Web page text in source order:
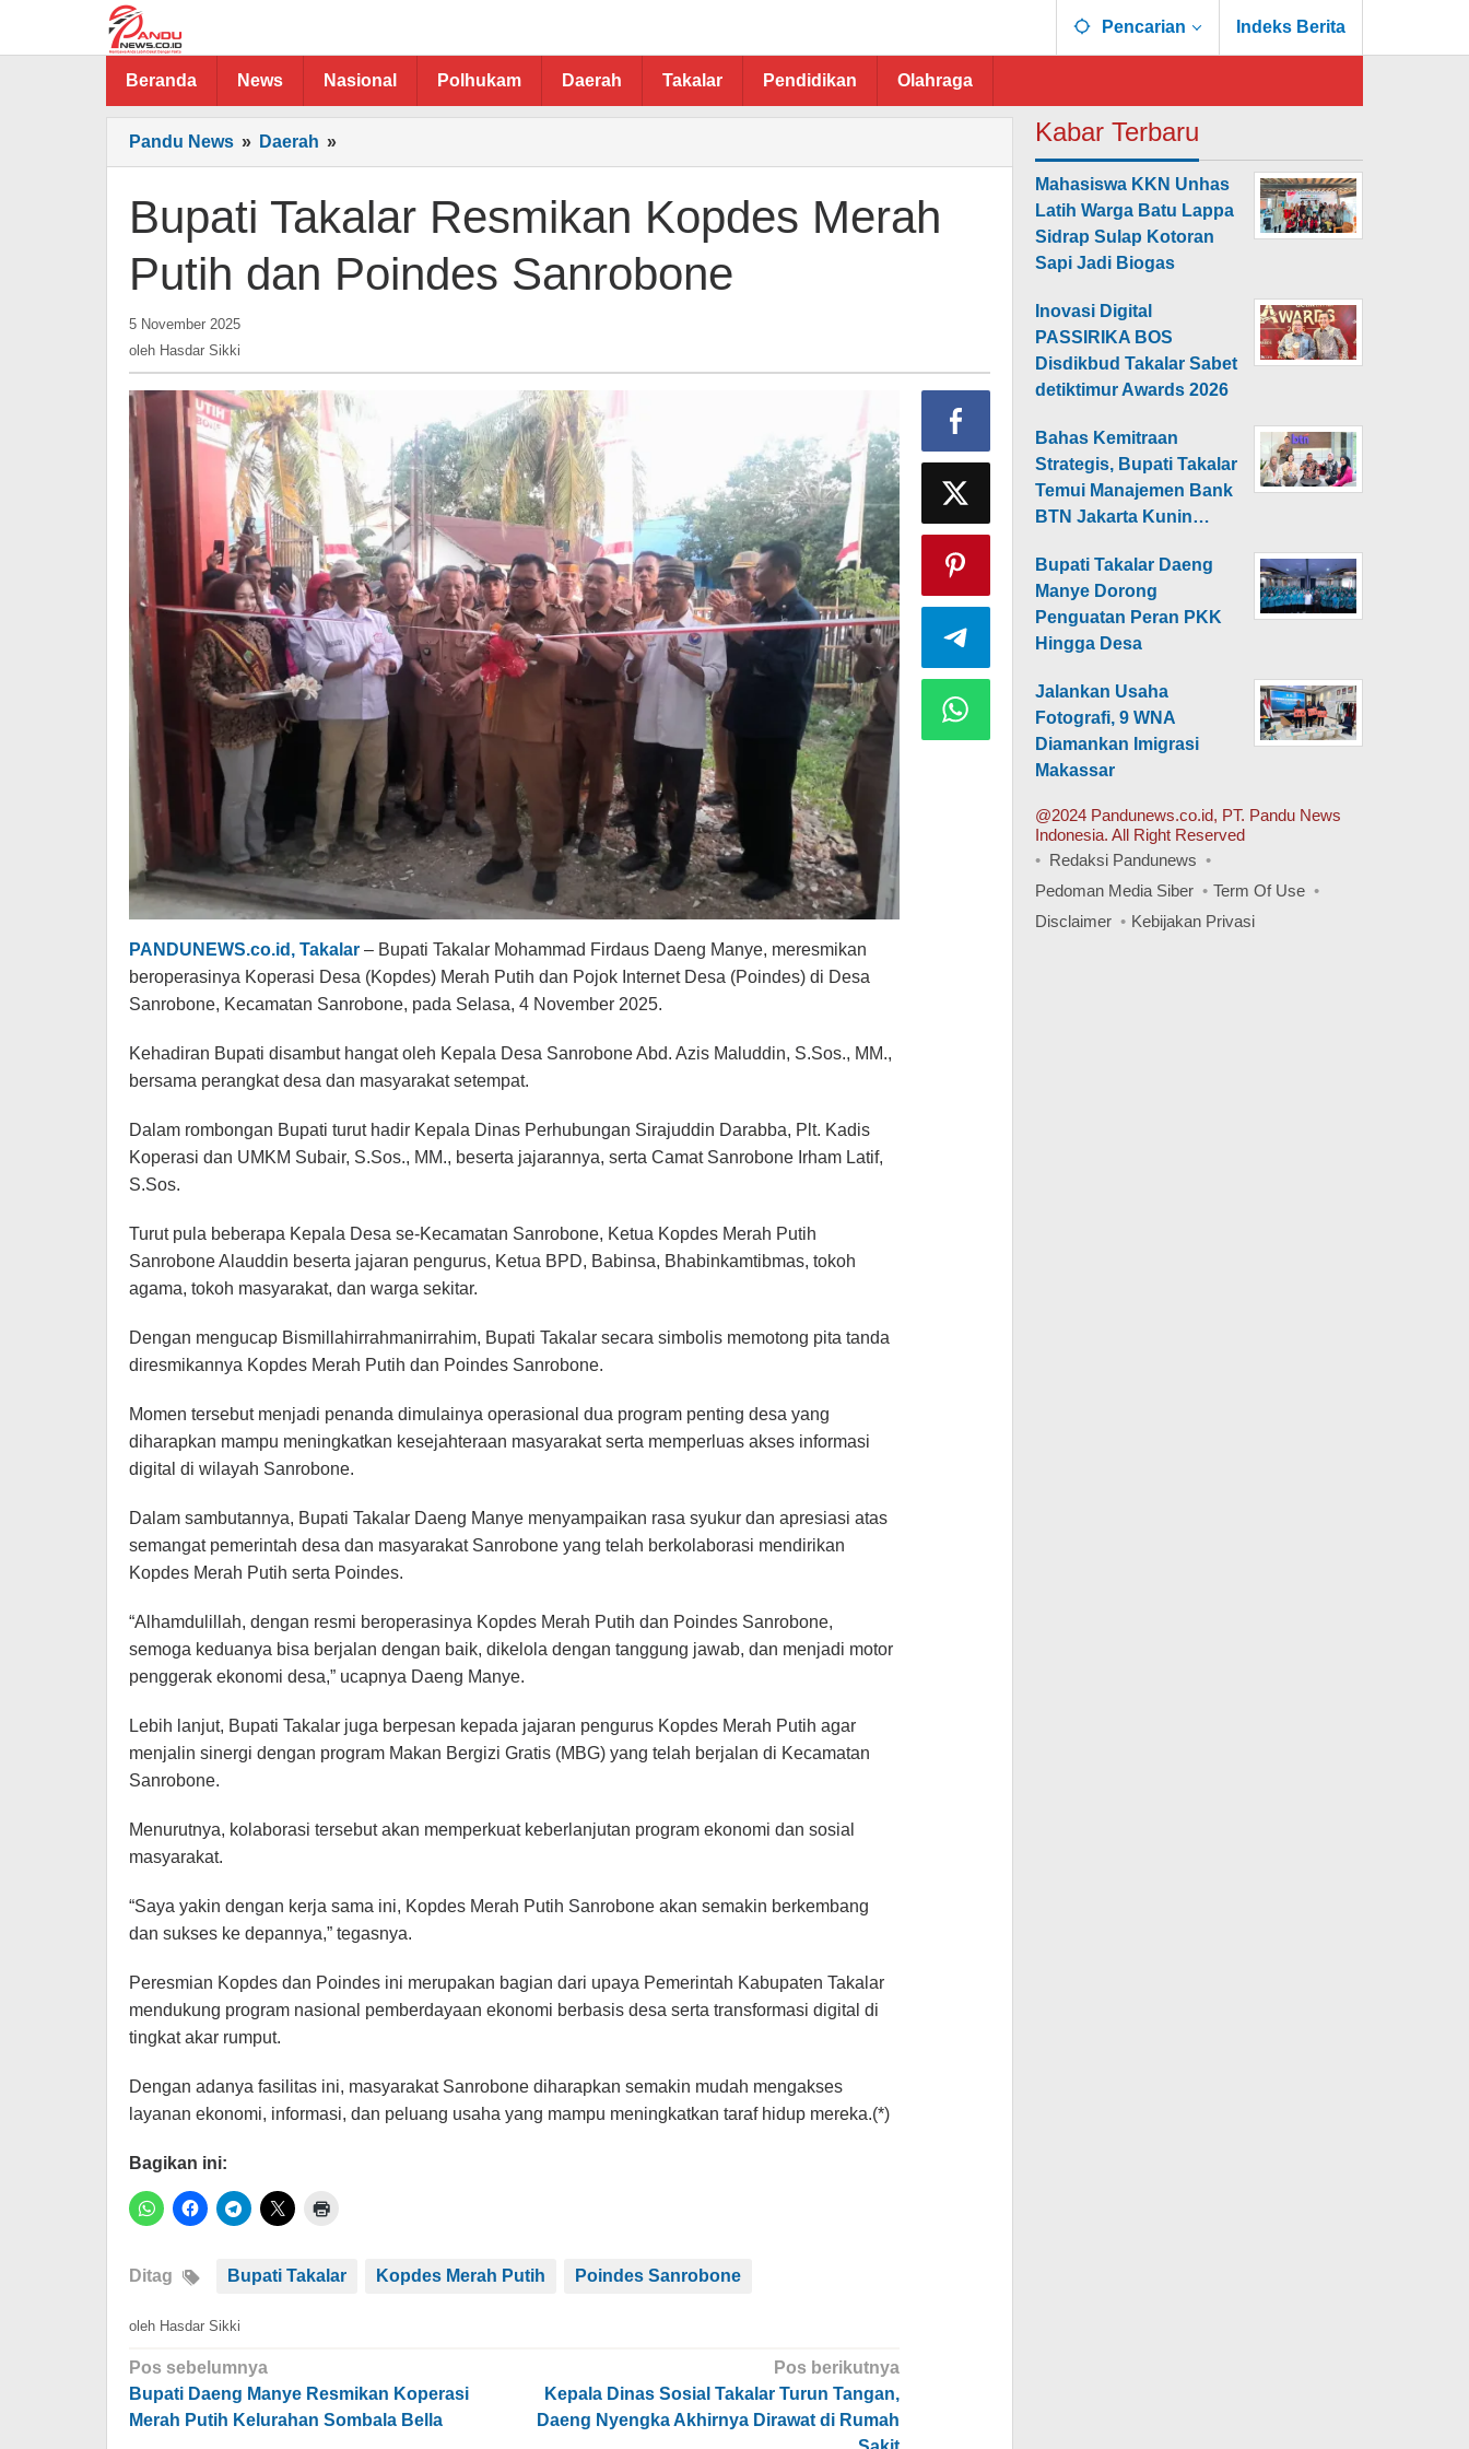
Pencarian Indeks Berita
Beranda News Nasional Polhukam Daerah Takalar Pendidikan Olahraga
Pandu News » Daerah »
Takalar
Kopdes
Putih
Bupati Takalar Resmikan Kopdes Merah
Putih dan Poindes Sanrobone
5 November 2025
oleh Hasdar Sikki
PANDUNEWS.co.id, Takalar – Bupati Takalar Mohammad Firdaus Daeng Manye, meresmikan
beroperasinya Koperasi Desa (Kopdes) Merah Putih dan Pojok Internet Desa (Poindes) di Desa
Sanrobone, Kecamatan Sanrobone, pada Selasa, 4 November 2025.
Kehadiran Bupati disambut hangat oleh Kepala Desa Sanrobone Abd. Azis Maluddin, S.Sos., MM.,
bersama perangkat desa dan masyarakat setempat.
Dalam rombongan Bupati turut hadir Kepala Dinas Perhubungan Sirajuddin Darabba, Plt. Kadis
Koperasi dan UMKM Subair, S.Sos., MM., beserta jajarannya, serta Camat Sanrobone Irham Latif,
S.Sos.
Turut pula beberapa Kepala Desa se-Kecamatan Sanrobone, Ketua Kopdes Merah Putih
Sanrobone Alauddin beserta jajaran pengurus, Ketua BPD, Babinsa, Bhabinkamtibmas, tokoh
agama, tokoh masyarakat, dan warga sekitar.
Dengan mengucap Bismillahirrahmanirrahim, Bupati Takalar secara simbolis memotong pita tanda
diresmikannya Kopdes Merah Putih dan Poindes Sanrobone.
Momen tersebut menjadi penanda dimulainya operasional dua program penting desa yang
diharapkan mampu meningkatkan kesejahteraan masyarakat serta memperluas akses informasi
digital di wilayah Sanrobone.
Dalam sambutannya, Bupati Takalar Daeng Manye menyampaikan rasa syukur dan apresiasi atas
semangat pemerintah desa dan masyarakat Sanrobone yang telah berkolaborasi mendirikan
Kopdes Merah Putih serta Poindes.
“Alhamdulillah, dengan resmi beroperasinya Kopdes Merah Putih dan Poindes Sanrobone,
semoga keduanya bisa berjalan dengan baik, dikelola dengan tanggung jawab, dan menjadi motor
penggerak ekonomi desa,” ucapnya Daeng Manye.
Lebih lanjut, Bupati Takalar juga berpesan kepada jajaran pengurus Kopdes Merah Putih agar
menjalin sinergi dengan program Makan Bergizi Gratis (MBG) yang telah berjalan di Kecamatan
Sanrobone.
Menurutnya, kolaborasi tersebut akan memperkuat keberlanjutan program ekonomi dan sosial
masyarakat.
“Saya yakin dengan kerja sama ini, Kopdes Merah Putih Sanrobone akan semakin berkembang
dan sukses ke depannya,” tegasnya.
Peresmian Kopdes dan Poindes ini merupakan bagian dari upaya Pemerintah Kabupaten Takalar
mendukung program nasional pemberdayaan ekonomi berbasis desa serta transformasi digital di
tingkat akar rumput.
Dengan adanya fasilitas ini, masyarakat Sanrobone diharapkan semakin mudah mengakses
layanan ekonomi, informasi, dan peluang usaha yang mampu meningkatkan taraf hidup mereka.(*)
Bagikan ini:
Ditag Bupati Takalar Kopdes Merah Putih Poindes Sanrobone
oleh Hasdar Sikki
Navigasi
pos
Pos sebelumnya
Bupati Daeng Manye Resmikan Koperasi
Merah Putih Kelurahan Sombala Bella
Pos berikutnya
Kepala Dinas Sosial Takalar Turun Tangan,
Daeng Nyengka Akhirnya Dirawat di Rumah
Kabar Terbaru
Mahasiswa KKN Unhas
Latih Warga Batu Lappa
Sidrap Sulap Kotoran
Sapi Jadi Biogas
Inovasi Digital
PASSIRIKA BOS
Disdikbud Takalar Sabet
detiktimur Awards 2026
Bahas Kemitraan
Strategis, Bupati Takalar
Temui Manajemen Bank
BTN Jakarta Kunin…
Bupati Takalar Daeng
Manye Dorong
Penguatan Peran PKK
Hingga Desa
Jalankan Usaha
Fotografi, 9 WNA
Diamankan Imigrasi
Makassar
@2024 Pandunews.co.id, PT. Pandu News
Indonesia. All Right Reserved
Redaksi Pandunews
Pedoman Media Siber
Term Of Use
Disclaimer
Kebijakan Privasi